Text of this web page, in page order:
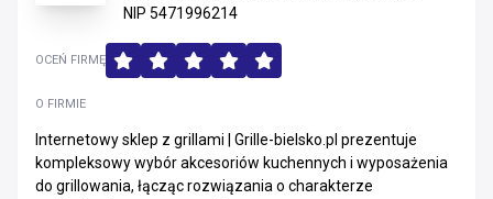
Mazowieckie
NIP 5471996214
O FIRMIE
Internetowy sklep z grillami | Grille-bielsko.pl prezentuje
kompleksowy wybór akcesoriów kuchennych i wyposażenia
do grillowania, łącząc rozwiązania o charakterze
OCEŃ FIRMĘ